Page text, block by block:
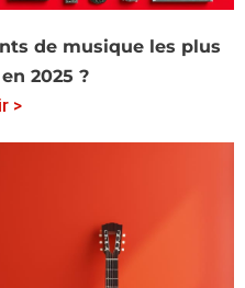
de musique les plus
2025 ?
>